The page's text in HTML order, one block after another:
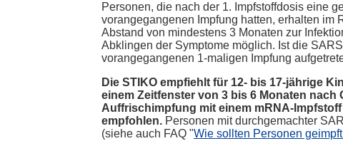
Personen, die nach der 1. Impfstoffdosis eine
vorangegangenen Impfung hatten, erhalten im
Abstand von mindestens 3 Monaten zur
Abklingen der Symptome möglich. Ist die
vorangegangenen 1-maligen Impfung
Die STIKO empfiehlt für 12- bis 17-jährige
einem Zeitfenster von 3 bis 6 Monaten
Auffrischimpfung mit einem mRNA-
empfohlen. Personen mit durchgemachter
(siehe auch FAQ "Wie sollten Personen